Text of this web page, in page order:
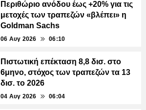
Περιθώριο ανόδου έως +20% για τις
μετοχές των τραπεζών «βλέπει» η
Goldman Sachs
06 Αυγ 2026 06:10
Πιστωτική επέκταση 8,8 δισ. στο
6μηνο, στόχος των τραπεζών τα 13
δισ. το 2026
04 Αυγ 2026 06:04